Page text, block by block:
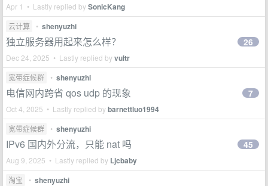
Apr 1 • Lastly replied bySonicKang
云计算 • shenyuzhi
独立服务器用起来怎么样？
Dec 24, 2025 • Lastly replied byvultr
26
宽带症候群 • shenyuzhi
电信网内跨省 qos udp 的现象
Oct 4, 2025 • Lastly replied bybarnettluo1994
7
宽带症候群 • shenyuzhi
IPv6 国内外分流，只能 nat 吗
Aug 9, 2025 • Lastly replied by Ljcbaby
45
淘宝 • shenyuzhi